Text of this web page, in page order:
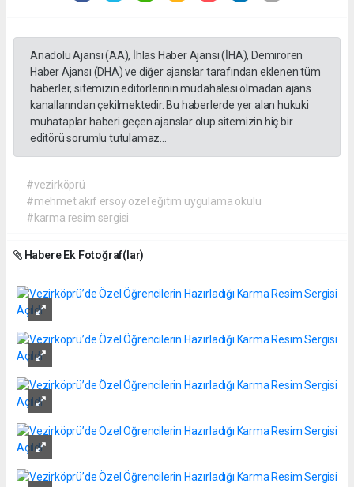
Anadolu Ajansı (AA), İhlas Haber Ajansı (İHA), Demirören
Haber Ajansı (DHA) ve diğer ajanslar tarafından eklenen tüm
haberler, sitemizin editörlerinin müdahalesi olmadan ajans
kanallarından çekilmektedir. Bu haberlerde yer alan hukuki
muhataplar haberi geçen ajanslar olup sitemizin hiç bir
editörü sorumlu tutulamaz...
#vezirköprü
#mehmet akif ersoy özel eğitim uygulama okulu
#karma resim sergisi
Habere Ek Fotoğraf(lar)